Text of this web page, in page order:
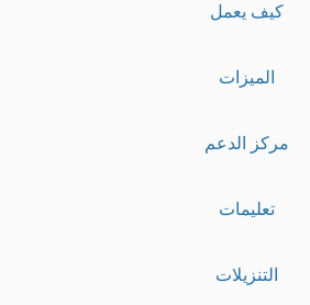
كيف يعمل
الميزات
مركز الدعم
تعليمات
التنزيلات